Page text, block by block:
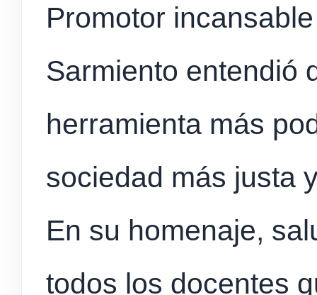
Promotor
Sarmiento entendió
herramienta más
sociedad más justa
En su homenaje,
todos los docentes